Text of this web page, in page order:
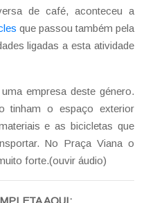
de café, aconteceu a
que passou também pela
ligadas a esta atividade
empresa deste género.
tinham o espaço exterior
e as bicicletas que
No Praça Viana o
forte.(ouvir áudio)
AQUI: